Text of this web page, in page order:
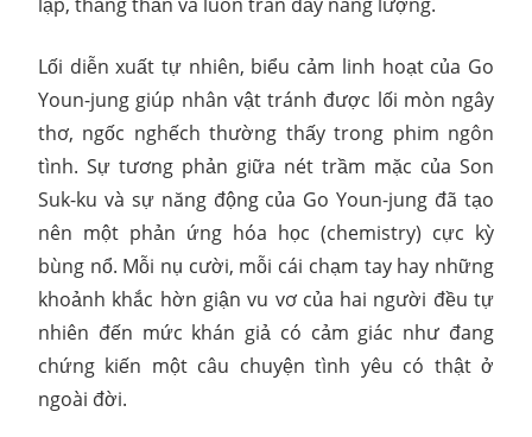
Lối diễn xuất tự nhiên, biểu cảm linh hoạt của Go
Youn-jung giúp nhân vật tránh được lối mòn ngây
thơ, ngốc nghếch thường thấy trong phim ngôn
tình. Sự tương phản giữa nét trầm mặc của Son
Suk-ku và sự năng động của Go Youn-jung đã tạo
nên một phản ứng hóa học (chemistry) cực kỳ
bùng nổ. Mỗi nụ cười, mỗi cái chạm tay hay những
khoảnh khắc hờn giận vu vơ của hai người đều tự
nhiên đến mức khán giả có cảm giác như đang
chứng kiến một câu chuyện tình yêu có thật ở
ngoài đời.